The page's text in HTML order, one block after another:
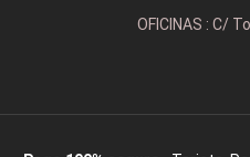
OFICINAS : C/